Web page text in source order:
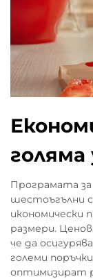
голяма
Програмата
шестоъгълни
икономически
размери.
че да
големи
оптимизират